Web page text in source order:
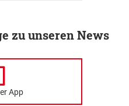
zu unseren News
App